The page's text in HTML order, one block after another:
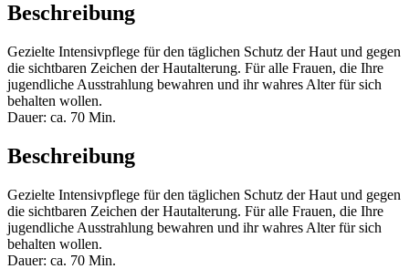
Beschreibung
Gezielte Intensivpflege für den täglichen Schutz der Haut und gegen
die sichtbaren Zeichen der Hautalterung. Für alle Frauen, die Ihre
jugendliche Ausstrahlung bewahren und ihr wahres Alter für sich
behalten wollen.
Dauer: ca. 70 Min.
Beschreibung
Gezielte Intensivpflege für den täglichen Schutz der Haut und gegen
die sichtbaren Zeichen der Hautalterung. Für alle Frauen, die Ihre
jugendliche Ausstrahlung bewahren und ihr wahres Alter für sich
behalten wollen.
Dauer: ca. 70 Min.